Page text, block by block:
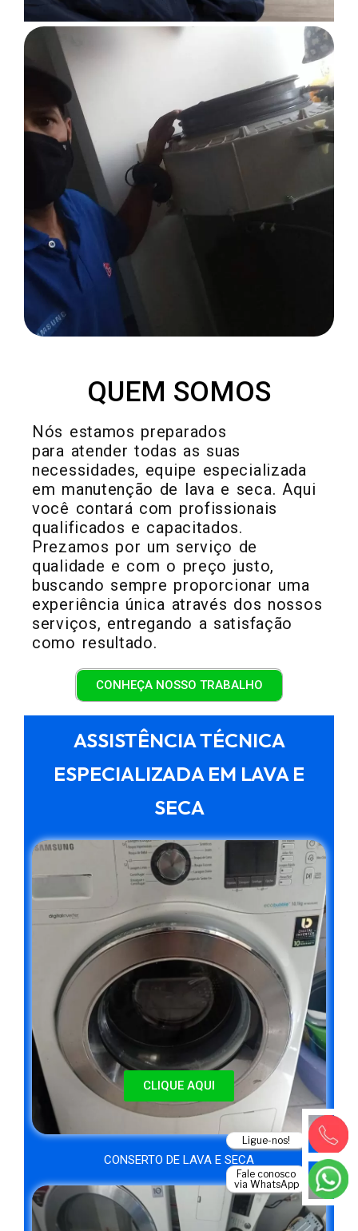
Fale conosco
via WhatsApp
Ligue-nos!
QUEM SOMOS
Nós estamos preparados
para atender todas as suas
necessidades, equipe especializada
em manutenção de lava e seca. Aqui
você contará com profissionais
qualificados e capacitados.
Prezamos por um serviço de
qualidade e com o preço justo,
buscando sempre proporcionar uma
experiência única através dos nossos
serviços, entregando a satisfação
como resultado.
CONHEÇA NOSSO TRABALHO
ASSISTÊNCIA TÉCNICA
ESPECIALIZADA EM LAVA E
SECA
CLIQUE AQUI
CONSERTO DE LAVA E SECA